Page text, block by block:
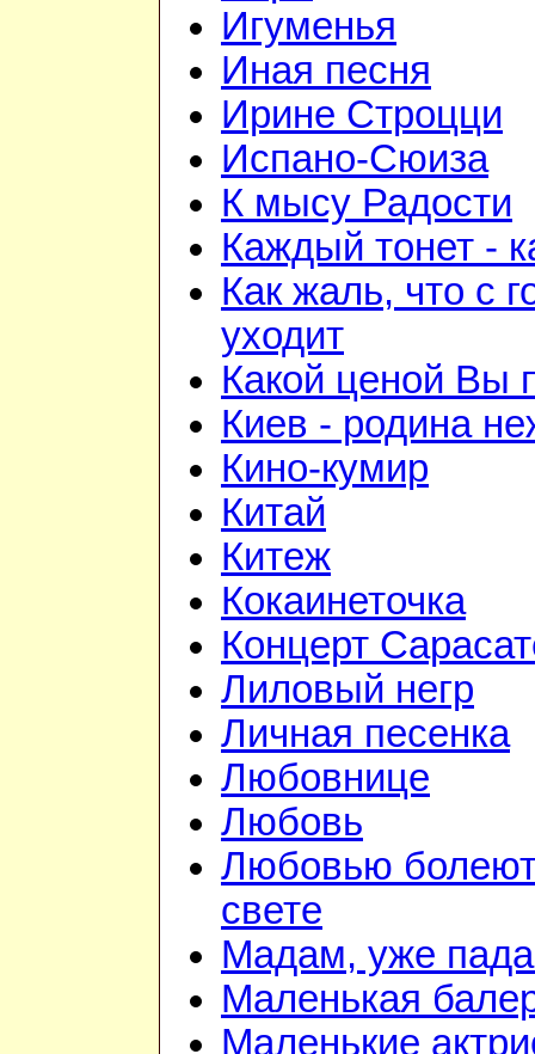
Игуменья
Иная песня
Ирине Строцци
Испано-Сюиза
К мысу Радости
Каждый тонет -
Как жаль, что с
уходит
Какой ценой Вы
Киев - родина
Кино-кумир
Китай
Китеж
Кокаинеточка
Концерт
Лиловый негр
Личная песенка
Любовнице
Любовь
Любовью
свете
Мадам, уже
Маленькая
Маленькие